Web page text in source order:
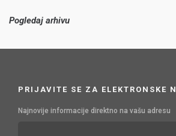
Pogledaj arhivu
PRIJAVITE SE ZA ELEKTRONSKE
Najnovije informacije direktno na vašu adresu